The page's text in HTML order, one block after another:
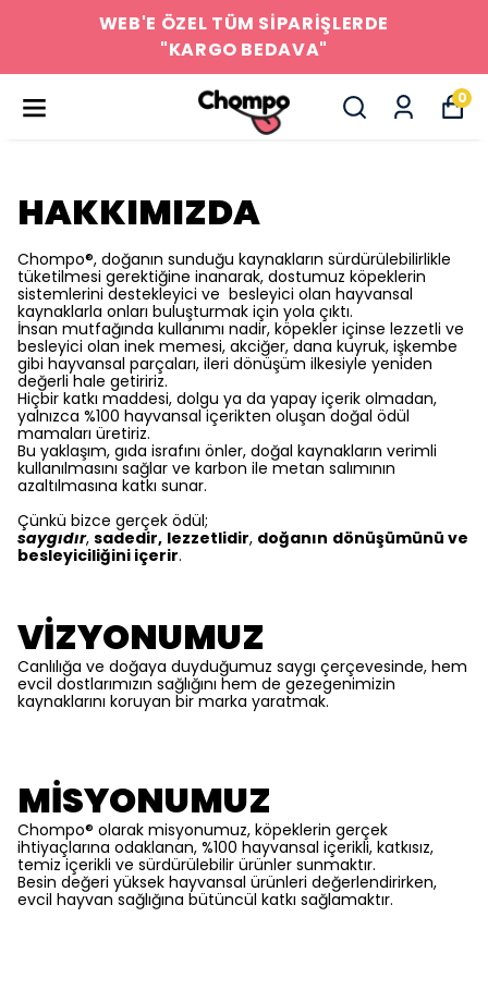
WEB'E ÖZEL TÜM SİPARİŞLERDE
"KARGO BEDAVA"
0
HAKKIMIZDA
Chompo®, doğanın sunduğu kaynakların sürdürülebilirlikle
tüketilmesi gerektiğine inanarak, dostumuz köpeklerin
sistemlerini destekleyici ve besleyici olan hayvansal
kaynaklarla onları buluşturmak için yola çıktı.
İnsan mutfağında kullanımı nadir, köpekler içinse lezzetli ve
besleyici olan inek memesi, akciğer, dana kuyruk, işkembe
gibi hayvansal parçaları, ileri dönüşüm ilkesiyle yeniden
değerli hale getiririz.
Hiçbir katkı maddesi, dolgu ya da yapay içerik olmadan,
yalnızca %100 hayvansal içerikten oluşan doğal ödül
mamaları üretiriz.
Bu yaklaşım, gıda israfını önler, doğal kaynakların verimli
kullanılmasını sağlar ve karbon ile metan salımının
azaltılmasına katkı sunar.
Çünkü bizce gerçek ödül;
saygıdır, sadedir, lezzetlidir, doğanın dönüşümünü ve
besleyiciliğini içerir.
VİZYONUMUZ
Canlılığa ve doğaya duyduğumuz saygı çerçevesinde, hem
evcil dostlarımızın sağlığını hem de gezegenimizin
kaynaklarını koruyan bir marka yaratmak.
MİSYONUMUZ
Chompo® olarak misyonumuz, köpeklerin gerçek
ihtiyaçlarına odaklanan, %100 hayvansal içerikli, katkısız,
temiz içerikli ve sürdürülebilir ürünler sunmaktır.
Besin değeri yüksek hayvansal ürünleri değerlendirirken,
evcil hayvan sağlığına bütüncül katkı sağlamaktır.